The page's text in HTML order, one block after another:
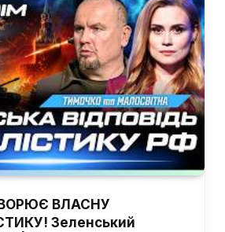
ВЛАСНУ
Зеленський